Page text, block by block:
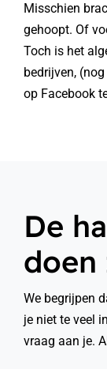
Misschien
gehoopt. Of
Toch is het
bedrijven,
op Facebook
De
doen
We begrijpen
je niet te veel
vraag aan je.